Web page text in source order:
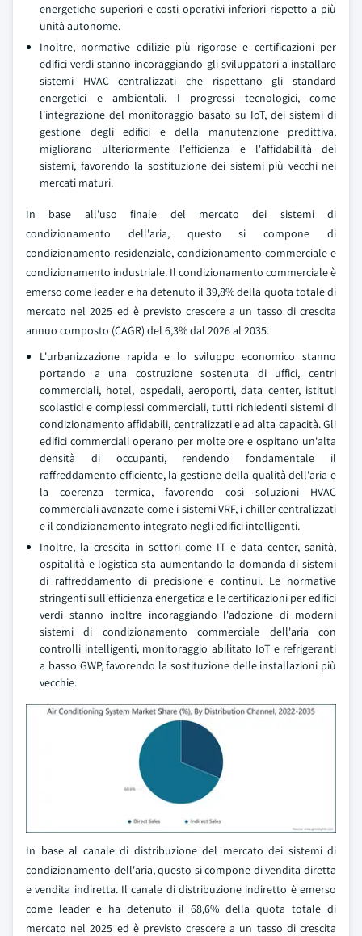
energetiche superiori e costi operativi inferiori rispetto a più
unità autonome.
Inoltre, normative edilizie più rigorose e certificazioni per
edifici verdi stanno incoraggiando gli sviluppatori a installare
sistemi HVAC centralizzati che rispettano gli standard
energetici e ambientali. I progressi tecnologici, come
l'integrazione del monitoraggio basato su IoT, dei sistemi di
gestione degli edifici e della manutenzione predittiva,
migliorano ulteriormente l'efficienza e l'affidabilità dei
sistemi, favorendo la sostituzione dei sistemi più vecchi nei
mercati maturi.
In base all'uso finale del mercato dei sistemi di
condizionamento dell'aria, questo si compone di
condizionamento residenziale, condizionamento commerciale e
condizionamento industriale. Il condizionamento commerciale è
emerso come leader e ha detenuto il 39,8% della quota totale di
mercato nel 2025 ed è previsto crescere a un tasso di crescita
annuo composto (CAGR) del 6,3% dal 2026 al 2035.
L'urbanizzazione rapida e lo sviluppo economico stanno
portando a una costruzione sostenuta di uffici, centri
commerciali, hotel, ospedali, aeroporti, data center, istituti
scolastici e complessi commerciali, tutti richiedenti sistemi di
condizionamento affidabili, centralizzati e ad alta capacità. Gli
edifici commerciali operano per molte ore e ospitano un'alta
densità di occupanti, rendendo fondamentale il
raffreddamento efficiente, la gestione della qualità dell'aria e
la coerenza termica, favorendo così soluzioni HVAC
commerciali avanzate come i sistemi VRF, i chiller centralizzati
e il condizionamento integrato negli edifici intelligenti.
Inoltre, la crescita in settori come IT e data center, sanità,
ospitalità e logistica sta aumentando la domanda di sistemi
di raffreddamento di precisione e continui. Le normative
stringenti sull'efficienza energetica e le certificazioni per edifici
verdi stanno inoltre incoraggiando l'adozione di moderni
sistemi di condizionamento commerciale dell'aria con
controlli intelligenti, monitoraggio abilitato IoT e refrigeranti
a basso GWP, favorendo la sostituzione delle installazioni più
vecchie.
In base al canale di distribuzione del mercato dei sistemi di
condizionamento dell'aria, questo si compone di vendita diretta
e vendita indiretta. Il canale di distribuzione indiretto è emerso
come leader e ha detenuto il 68,6% della quota totale di
mercato nel 2025 ed è previsto crescere a un tasso di crescita